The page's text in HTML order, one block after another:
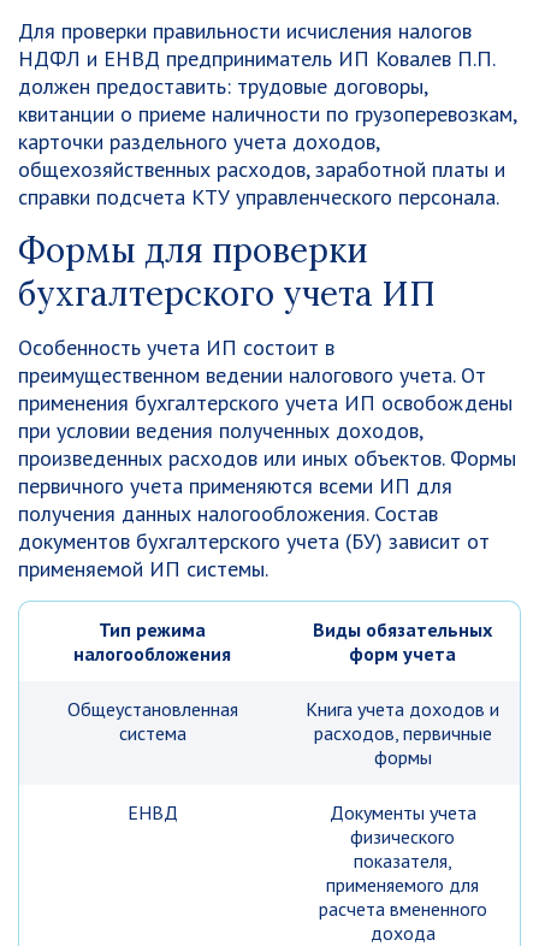
Для проверки правильности исчисления налогов
НДФЛ и ЕНВД предприниматель ИП Ковалев П.П.
должен предоставить: трудовые договоры,
квитанции о приеме наличности по грузоперевозкам,
карточки раздельного учета доходов,
общехозяйственных расходов, заработной платы и
справки подсчета КТУ управленческого персонала.
Формы для проверки
бухгалтерского учета ИП
Особенность учета ИП состоит в
преимущественном ведении налогового учета. От
применения бухгалтерского учета ИП освобождены
при условии ведения полученных доходов,
произведенных расходов или иных объектов. Формы
первичного учета применяются всеми ИП для
получения данных налогообложения. Состав
документов бухгалтерского учета (БУ) зависит от
применяемой ИП системы.
Тип режима
налогообложения
Виды обязательных
форм учета
Общеустановленная
система
Книга учета доходов и
расходов, первичные
формы
ЕНВД
Документы учета
физического
показателя,
применяемого для
расчета вмененного
дохода